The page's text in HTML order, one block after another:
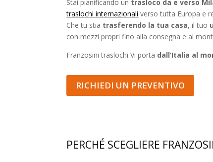
Stai pianificando un trasloco da e verso
traslochi internazionali verso tutta Europa e
Che tu stia trasferendo la tua casa, il tuo
con mezzi propri fino alla consegna e al
Franzosini traslochi Vi porta dall’Italia al
RICHIEDI UN PREVENTIVO
PERCHÉ SCEGLIERE